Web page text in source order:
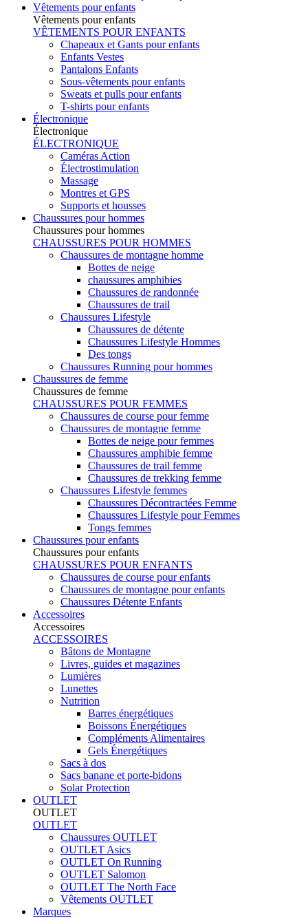
Vêtements pour enfants
Vêtements pour enfants
VÊTEMENTS POUR ENFANTS
Chapeaux et Gants pour enfants
Enfants Vestes
Pantalons Enfants
Sous-vêtements pour enfants
Sweats et pulls pour enfants
T-shirts pour enfants
Électronique
Électronique
ÉLECTRONIQUE
Caméras Action
Électrostimulation
Massage
Montres et GPS
Supports et housses
Chaussures pour hommes
Chaussures pour hommes
CHAUSSURES POUR HOMMES
Chaussures de montagne homme
Bottes de neige
chaussures amphibies
Chaussures de randonnée
Chaussures de trail
Chaussures Lifestyle
Chaussures de détente
Chaussures Lifestyle Hommes
Des tongs
Chaussures Running pour hommes
Chaussures de femme
Chaussures de femme
CHAUSSURES POUR FEMMES
Chaussures de course pour femme
Chaussures de montagne femme
Bottes de neige pour femmes
Chaussures amphibie femme
Chaussures de trail femme
Chaussures de trekking femme
Chaussures Lifestyle femmes
Chaussures Décontractées Femme
Chaussures Lifestyle pour Femmes
Tongs femmes
Chaussures pour enfants
Chaussures pour enfants
CHAUSSURES POUR ENFANTS
Chaussures de course pour enfants
Chaussures de montagne pour enfants
Chaussures Détente Enfants
Accessoires
Accessoires
ACCESSOIRES
Bâtons de Montagne
Livres, guides et magazines
Lumières
Lunettes
Nutrition
Barres énergétiques
Boissons Énergétiques
Compléments Alimentaires
Gels Énergétiques
Sacs à dos
Sacs banane et porte-bidons
Solar Protection
OUTLET
OUTLET
OUTLET
Chaussures OUTLET
OUTLET Asics
OUTLET On Running
OUTLET Salomon
OUTLET The North Face
Vêtements OUTLET
Marques